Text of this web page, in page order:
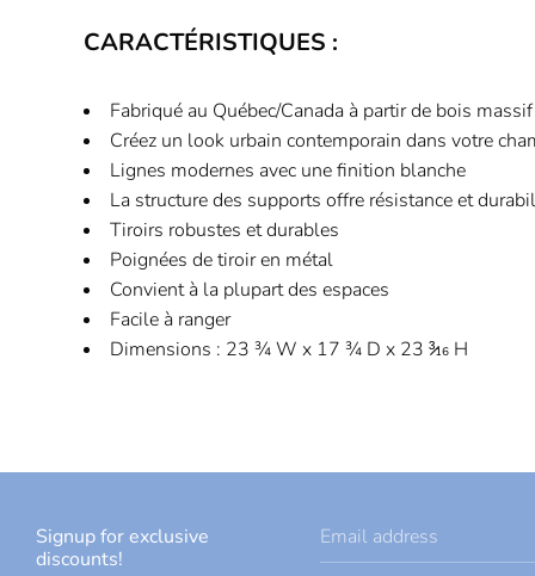
CARACTÉRISTIQUES :
Fabriqué au Québec/Canada à partir de bois massif
Créez un look urbain contemporain dans votre
Lignes modernes avec une finition blanche
La structure des supports offre résistance et
Tiroirs robustes et durables
Poignées de tiroir en métal
Convient à la plupart des espaces
Facile à ranger
Dimensions : 23 ¾ W x 17 ¾ D x 23 ³̷₁₆ H
Signup for exclusive
discounts!
Email address